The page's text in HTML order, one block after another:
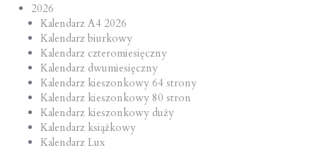
2026
Kalendarz A4 2026
Kalendarz biurkowy
Kalendarz czteromiesięczny
Kalendarz dwumiesięczny
Kalendarz kieszonkowy 64 strony
Kalendarz kieszonkowy 80 stron
Kalendarz kieszonkowy duży
Kalendarz książkowy
Kalendarz Lux